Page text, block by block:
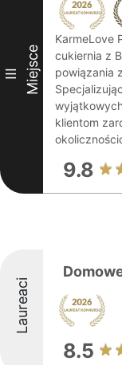
III Miejsce
KarmeLove
cukiernia z
powiązania
klientom
9.8
Laureaci
8.5